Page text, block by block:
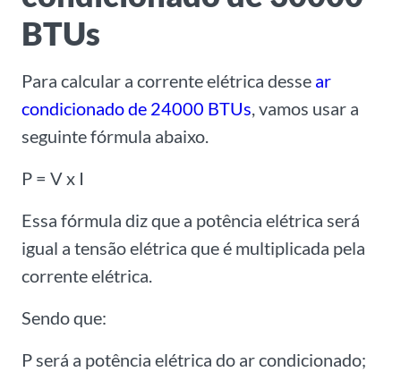
BTUs
Para calcular a corrente elétrica desse ar
condicionado de 24000 BTUs, vamos usar a
seguinte fórmula abaixo.
P = V x I
Essa fórmula diz que a potência elétrica será
igual a tensão elétrica que é multiplicada pela
corrente elétrica.
Sendo que:
P será a potência elétrica do ar condicionado;